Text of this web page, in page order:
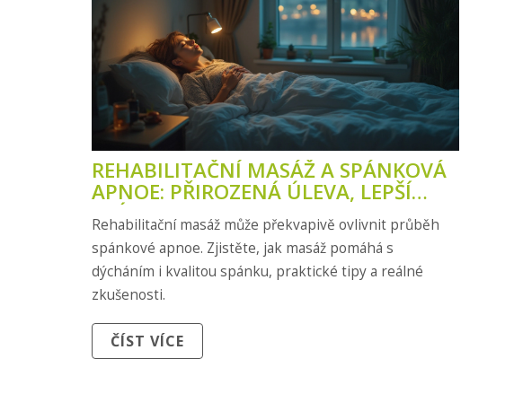
REHABILITAČNÍ MASÁŽ A SPÁNKOVÁ
APNOE: PŘIROZENÁ ÚLEVA, LEPŠÍ
SPÁNEK
Rehabilitační masáž může překvapivě ovlivnit průběh
spánkové apnoe. Zjistěte, jak masáž pomáhá s
dýcháním i kvalitou spánku, praktické tipy a reálné
zkušenosti.
ČÍST VÍCE